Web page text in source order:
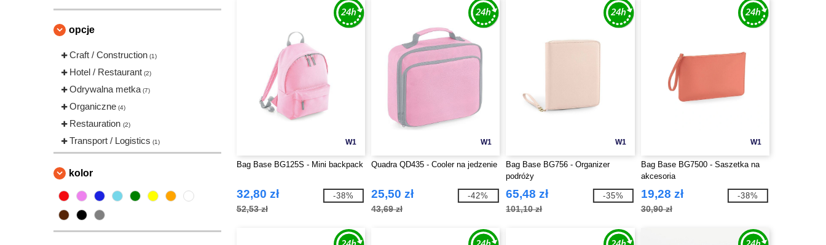
opcje
Craft / Construction (1)
Hotel / Restaurant (2)
Odrywalna metka (7)
Organiczne (4)
Restauration (2)
Transport / Logistics (1)
kolor
W1
Bag Base BG125S - Mini backpack
32,80 zł
52,53 zł
-38%
W1
Quadra QD435 - Cooler na jedzenie
25,50 zł
43,69 zł
-42%
W1
Bag Base BG756 - Organizer
podróży
65,48 zł
101,10 zł
-35%
W1
Bag Base BG7500 - Saszetka na
akcesoria
19,28 zł
30,90 zł
-38%